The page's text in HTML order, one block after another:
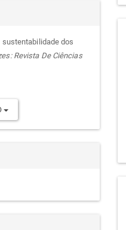
sustentabilidade dos
Revista De Ciências